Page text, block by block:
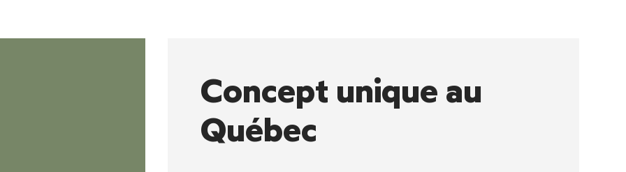
Concept unique au
Québec